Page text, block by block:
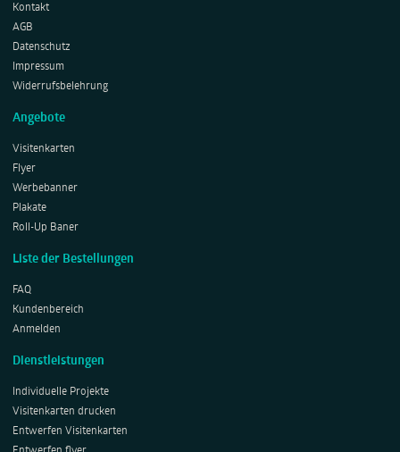
Kontakt
AGB
Datenschutz
Impressum
Widerrufsbelehrung
Angebote
Visitenkarten
Flyer
Werbebanner
Plakate
Roll-Up Baner
Liste der Bestellungen
FAQ
Kundenbereich
Anmelden
Dienstleistungen
Individuelle Projekte
Visitenkarten drucken
Entwerfen Visitenkarten